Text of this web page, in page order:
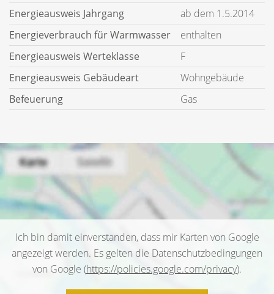
Energieausweis Jahrgang
ab dem 1.5.2014
Energieverbrauch für Warmwasser
enthalten
Energieausweis Werteklasse
F
Energieausweis Gebäudeart
Wohngebäude
Befeuerung
Gas
Ich bin damit einverstanden, dass mir Karten von Google
angezeigt werden. Es gelten die Datenschutzbedingungen
von Google (https://policies.google.com/privacy).